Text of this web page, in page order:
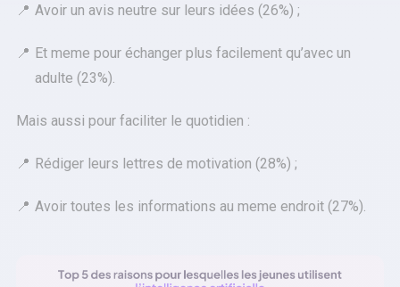
Avoir un avis neutre sur leurs idées (26%) ;
Et meme pour échanger plus facilement qu’avec un
adulte (23%).
Mais aussi pour faciliter le quotidien :
Rédiger leurs lettres de motivation (28%) ;
Avoir toutes les informations au meme endroit (27%).